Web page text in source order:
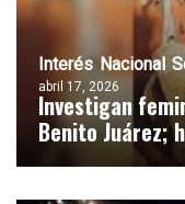
Interés Nacional
abril 17, 2026
Investigan
Benito Juárez;